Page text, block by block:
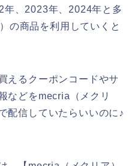
年、2023年、2024年と多
の商品を利用していくと
えるクーポンコードやサ
などをmecria（メクリ
配信していたらいいのに♪